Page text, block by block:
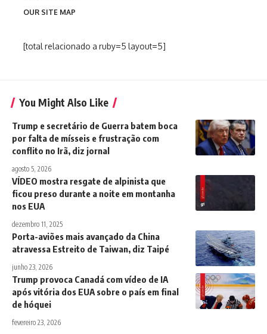
OUR SITE MAP
[total relacionado a ruby=5 layout=5]
You Might Also Like
Trump e secretário de Guerra batem boca
por falta de mísseis e frustração com
conflito no Irã, diz jornal
agosto 5, 2026
VÍDEO mostra resgate de alpinista que
ficou preso durante a noite em montanha
nos EUA
dezembro 11, 2025
Porta-aviões mais avançado da China
atravessa Estreito de Taiwan, diz Taipé
junho 23, 2026
Trump provoca Canadá com vídeo de IA
após vitória dos EUA sobre o país em final
de hóquei
fevereiro 23, 2026